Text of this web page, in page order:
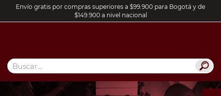
Envío gratis por compras superiores a $99.900 para Bogotá y de
$149.900 a nivel nacional